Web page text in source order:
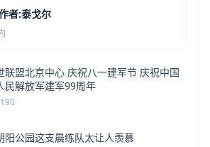
者:泰戈尔
联盟北京中心 庆祝八一建军节 庆祝中国
民解放军建军99周年
阳公园这支晨练队太让人羡慕